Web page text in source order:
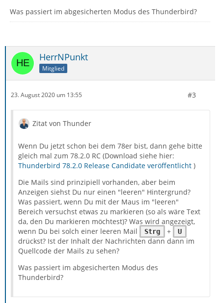
Was passiert im abgesicherten Modus des Thunderbird?
HerrNPunkt
Mitglied
23. August 2020 um 13:55 #3
Zitat von Thunder
Wenn Du jetzt schon bei dem 78er bist, dann gehe bitte
gleich mal zum 78.2.0 RC (Download siehe hier:
Thunderbird 78.2.0 Release Candidate veröffentlicht )
Die Mails sind prinzipiell vorhanden, aber beim
Anzeigen siehst Du nur einen "leeren" Hintergrund?
Was passiert, wenn Du mit der Maus im "leeren"
Bereich versuchst etwas zu markieren (so als wäre Text
da, den Du markieren möchtest)? Was wird angezeigt,
wenn Du bei solch einer leeren Mail
Strg + U
drückst? Ist der Inhalt der Nachrichten dann dann im
Quellcode der Mails zu sehen?
Was passiert im abgesicherten Modus des
Thunderbird?